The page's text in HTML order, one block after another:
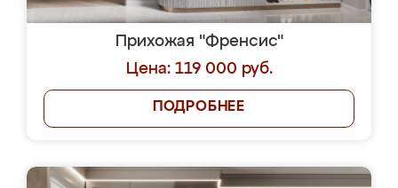
Прихожая "Френсис"
Цена: 119 000 руб.
ПОДРОБНЕЕ